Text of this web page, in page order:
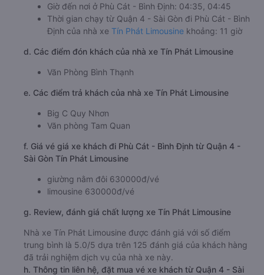
Giờ đến nơi ở Phù Cát - Bình Định: 04:35, 04:45
Thời gian chạy từ Quận 4 - Sài Gòn đi Phù Cát - Bình
Định của nhà xe Tín Phát Limousine khoảng: 11 giờ
d. Các điểm đón khách của nhà xe Tín Phát Limousine
Văn Phòng Bình Thạnh
e. Các điểm trả khách của nhà xe Tín Phát Limousine
Big C Quy Nhơn
Văn phòng Tam Quan
f. Giá vé giá xe khách đi Phù Cát - Bình Định từ Quận 4 -
Sài Gòn Tín Phát Limousine
giường nằm đôi 630000đ/vé
limousine 630000đ/vé
g. Review, đánh giá chất lượng xe Tín Phát Limousine
Nhà xe Tín Phát Limousine được đánh giá với số điểm
trung bình là 5.0/5 dựa trên 125 đánh giá của khách hàng
đã trải nghiệm dịch vụ của nhà xe này.
h. Thông tin liên hệ, đặt mua vé xe khách từ Quận 4 - Sài